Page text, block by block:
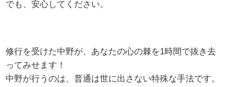
でも、安心してください。
修行を受けた中野が、あなたの心の棘を1時間で抜き去
ってみせます！
中野が行うのは、普通は世に出さない特殊な手法です。